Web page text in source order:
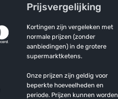
Prijsvergelijking
Kortingen zijn vergeleken met
normale prijzen (zonder
aanbiedingen) in de grotere
supermarktketens.
Onze prijzen zijn geldig voor
beperkte hoeveelheden en
periode. Prijzen kunnen worden